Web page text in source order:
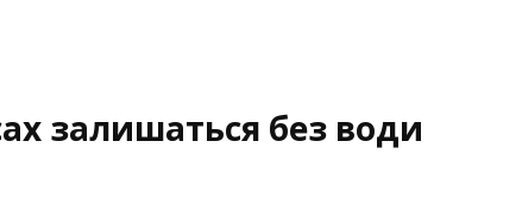
залишаться без води